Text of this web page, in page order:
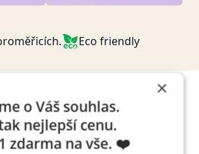
Eco friendly
s editorem
×
o Váš souhlas.
nejlepší cenu.
zdarma na vše. ❤️